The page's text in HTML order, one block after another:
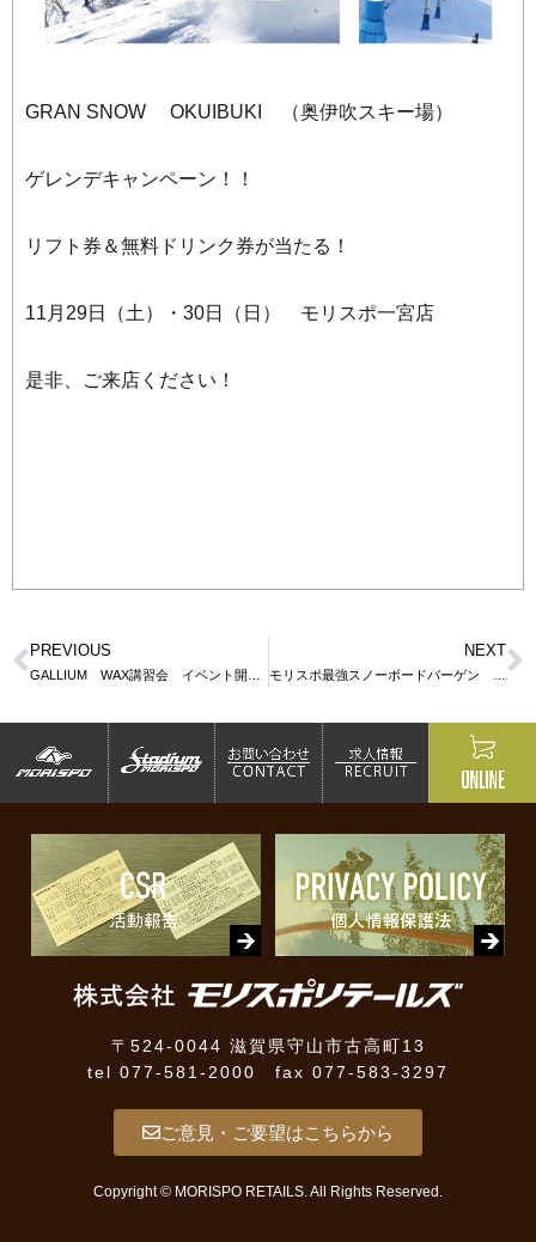
GRAN SNOW OKUIBUKI （奥伊吹スキー場）
ゲレンデキャンペーン！！
リフト券＆無料ドリンク券が当たる！
11月29日（土）・30日（日） モリスポ一宮店
是非、ご来店ください！
PREVIOUS NEXT
〒524-0044 滋賀県守山市古高町13
tel 077-581-2000 fax 077-583-3297
ご意見・ご要望はこちらから
Copyright © MORISPO RETAILS. All Rights Reserved.